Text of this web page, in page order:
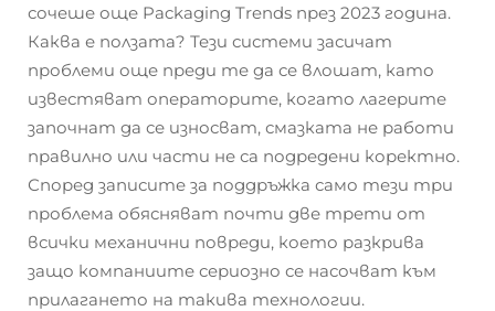
сочеше още Packaging Trends през 2023 година.
Каква е ползата? Тези системи засичат
проблеми още преди те да се влошат, като
известяват операторите, когато лагерите
започнат да се износват, смазката не работи
правилно или части не са подредени коректно.
Според записите за поддръжка само тези три
проблема обясняват почти две трети от
всички механични повреди, което разкрива
защо компаниите сериозно се насочват към
прилагането на такива технологии.